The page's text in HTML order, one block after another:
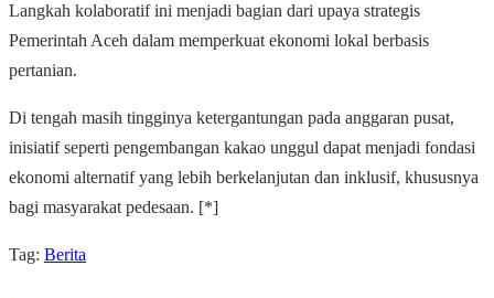
Langkah kolaboratif ini menjadi bagian dari upaya strategis
Pemerintah Aceh dalam memperkuat ekonomi lokal berbasis
pertanian.
Di tengah masih tingginya ketergantungan pada anggaran pusat,
inisiatif seperti pengembangan kakao unggul dapat menjadi fondasi
ekonomi alternatif yang lebih berkelanjutan dan inklusif, khususnya
bagi masyarakat pedesaan. [*]
Tag: Berita